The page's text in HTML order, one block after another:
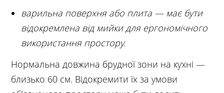
варильна поверхня або плита — має бути
відокремлена від мийки для ергономічного
використання простору.
Нормальна довжина брудної зони на кухні —
близько 60 см. Відокремити їх за умови